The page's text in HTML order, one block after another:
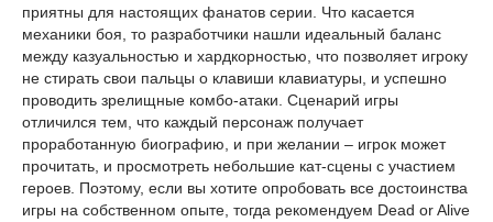
приятны для настоящих фанатов серии. Что касается
механики боя, то разработчики нашли идеальный баланс
между казуальностью и хардкорностью, что позволяет игроку
не стирать свои пальцы о клавиши клавиатуры, и успешно
проводить зрелищные комбо-атаки. Сценарий игры
отличился тем, что каждый персонаж получает
проработанную биографию, и при желании – игрок может
прочитать, и просмотреть небольшие кат-сцены с участием
героев. Поэтому, если вы хотите опробовать все достоинства
игры на собственном опыте, тогда рекомендуем Dead or Alive